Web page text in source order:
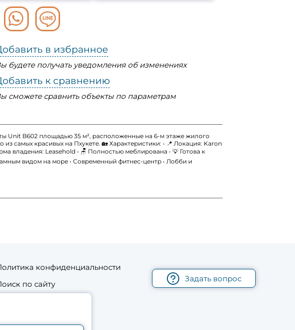
в избранное
будете получать уведомления об изменениях
к сравнению
сможете сравнить объекты по параметрам
Unit B602 площадью 35 м², расположенные на 6-м этаже жилого
самых красивых на Пхукете. 🏡 Характеристики: • 📍 Локация: Karon
владения: Leasehold • 🪑 Полностью меблирована • 💡 Готова к
видом на море • Современный фитнес-центр • Лобби и
конфиденциальности
по сайту
Задать вопрос